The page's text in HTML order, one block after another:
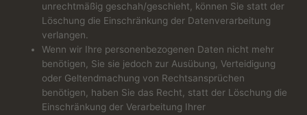
unrechtmäßig geschah/geschieht, können Sie statt der
Löschung die Einschränkung der Datenverarbeitung
verlangen.
Wenn wir Ihre personenbezogenen Daten nicht mehr
benötigen, Sie sie jedoch zur Ausübung, Verteidigung
oder Geltendmachung von Rechtsansprüchen
benötigen, haben Sie das Recht, statt der Löschung die
Einschränkung der Verarbeitung Ihrer